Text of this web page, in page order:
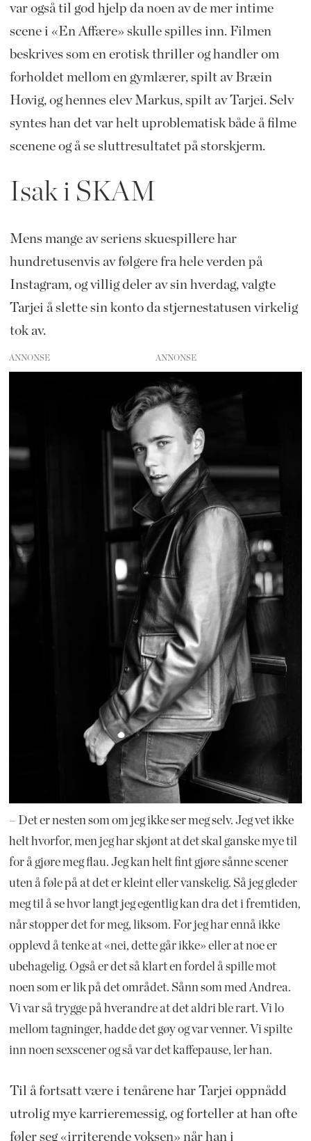
var også til god hjelp da noen av de mer intime
scene i «En Affære» skulle spilles inn. Filmen
beskrives som en erotisk thriller og handler om
forholdet mellom en gymlærer, spilt av Bræin
Hovig, og hennes elev Markus, spilt av Tarjei. Selv
syntes han det var helt uproblematisk både å filme
scenene og å se sluttresultatet på storskjerm.
Isak i SKAM
Mens mange av seriens skuespillere har
hundretusenvis av følgere fra hele verden på
Instagram, og villig deler av sin hverdag, valgte
Tarjei å slette sin konto da stjernestatusen virkelig
tok av.
ANNONSE
– Det er nesten som om jeg ikke ser meg selv. Jeg vet ikke
helt hvorfor, men jeg har skjønt at det skal ganske mye til
for å gjøre meg flau. Jeg kan helt fint gjøre sånne scener
uten å føle på at det er kleint eller vanskelig. Så jeg gleder
meg til å se hvor langt jeg egentlig kan dra det i fremtiden,
når stopper det for meg, liksom. For jeg har ennå ikke
opplevd å tenke at «nei, dette går ikke» eller at noe er
ubehagelig. Også er det så klart en fordel å spille mot
noen som er lik på det området. Sånn som med Andrea.
Vi var så trygge på hverandre at det aldri ble rart. Vi lo
mellom tagninger, hadde det gøy og var venner. Vi spilte
inn noen sexscener og så var det kaffepause, ler han.
Til å fortsatt være i tenårene har Tarjei oppnådd
utrolig mye karrieremessig, og forteller at han ofte
føler seg «irriterende voksen» når han i